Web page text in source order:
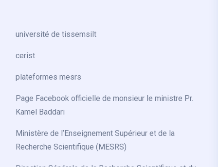
université de tissemsilt
cerist
plateformes mesrs
Page Facebook officielle de monsieur le ministre Pr.
Kamel Baddari
Ministère de l’Enseignement Supérieur et de la
Recherche Scientifique (MESRS)